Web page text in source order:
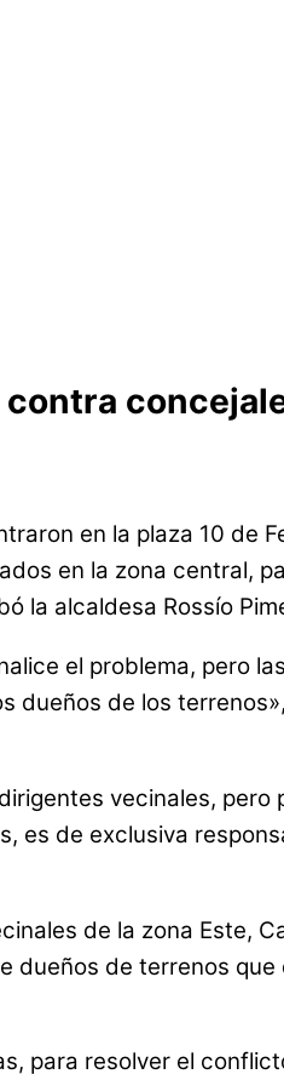
en la plaza 10 de
en la zona central,
la alcaldesa Rossío
el problema, pero
de los
vecinales,
es de exclusiva
de la zona Este,
de terrenos
para resolver el